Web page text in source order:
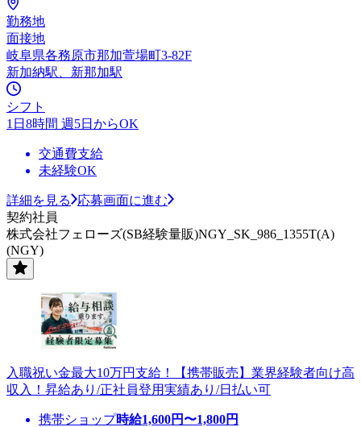
勤務地
面接地
岐阜県各務原市那加萱場町3-82F
新加納駅、新那加駅
シフト
1日8時間 週5日からOK
交通費支給
未経験OK
詳細を見る
応募画面に進む
契約社員
株式会社フェローズ(SB経験量販)NGY_SK_986_1355T(A)
(NGY)
入職祝い金最大10万円支給！【携帯販売】業界経験者向け高
収入！昇給あり/正社員登用実績あり/日払い可
携帯ショップ時給1,600円〜1,800円